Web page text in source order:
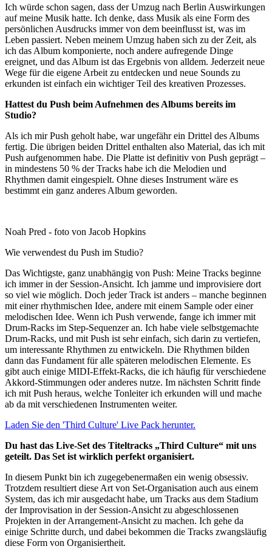
Ich würde schon sagen, dass der Umzug nach Berlin Auswirkungen
auf meine Musik hatte. Ich denke, dass Musik als eine Form des
persönlichen Ausdrucks immer von dem beeinflusst ist, was im
Leben passiert. Neben meinem Umzug haben sich zu der Zeit, als
ich das Album komponierte, noch andere aufregende Dinge
ereignet, und das Album ist das Ergebnis von alldem. Jederzeit neue
Wege für die eigene Arbeit zu entdecken und neue Sounds zu
erkunden ist einfach ein wichtiger Teil des kreativen Prozesses.
Hattest du Push beim Aufnehmen des Albums bereits im
Studio?
Als ich mir Push geholt habe, war ungefähr ein Drittel des Albums
fertig. Die übrigen beiden Drittel enthalten also Material, das ich mit
Push aufgenommen habe. Die Platte ist definitiv von Push geprägt –
in mindestens 50 % der Tracks habe ich die Melodien und
Rhythmen damit eingespielt. Ohne dieses Instrument wäre es
bestimmt ein ganz anderes Album geworden.
Noah Pred - foto von Jacob Hopkins
Wie verwendest du Push im Studio?
Das Wichtigste, ganz unabhängig von Push: Meine Tracks beginne
ich immer in der Session-Ansicht. Ich jamme und improvisiere dort
so viel wie möglich. Doch jeder Track ist anders – manche beginnen
mit einer rhythmischen Idee, andere mit einem Sample oder einer
melodischen Idee. Wenn ich Push verwende, fange ich immer mit
Drum-Racks im Step-Sequenzer an. Ich habe viele selbstgemachte
Drum-Racks, und mit Push ist sehr einfach, sich darin zu vertiefen,
um interessante Rhythmen zu entwickeln. Die Rhythmen bilden
dann das Fundament für alle späteren melodischen Elemente. Es
gibt auch einige MIDI-Effekt-Racks, die ich häufig für verschiedene
Akkord-Stimmungen oder anderes nutze. Im nächsten Schritt finde
ich mit Push heraus, welche Tonleiter ich erkunden will und mache
ab da mit verschiedenen Instrumenten weiter.
Laden Sie den 'Third Culture' Live Pack herunter.
Du hast das Live-Set des Titeltracks „Third Culture“ mit uns
geteilt. Das Set ist wirklich perfekt organisiert.
In diesem Punkt bin ich zugegebenermaßen ein wenig obsessiv.
Trotzdem resultiert diese Art von Set-Organisation auch aus einem
System, das ich mir ausgedacht habe, um Tracks aus dem Stadium
der Improvisation in der Session-Ansicht zu abgeschlossenen
Projekten in der Arrangement-Ansicht zu machen. Ich gehe da
einige Schritte durch, und dabei bekommen die Tracks zwangsläufig
diese Form von Organisiertheit.